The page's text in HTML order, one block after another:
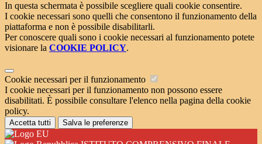
In questa schermata è possibile scegliere quali cookie consentire.
I cookie necessari sono quelli che consentono il funzionamento della
piattaforma e non è possibile disabilitarli.
Per conoscere quali sono i cookie necessari al funzionamento potete
visionare la COOKIE POLICY.
Cookie necessari per il funzionamento
I cookie necessari per il funzionamento non possono essere
disabilitati. È possibile consultare l'elenco nella pagina della cookie
policy.
Accetta tutti Salva le preferenze